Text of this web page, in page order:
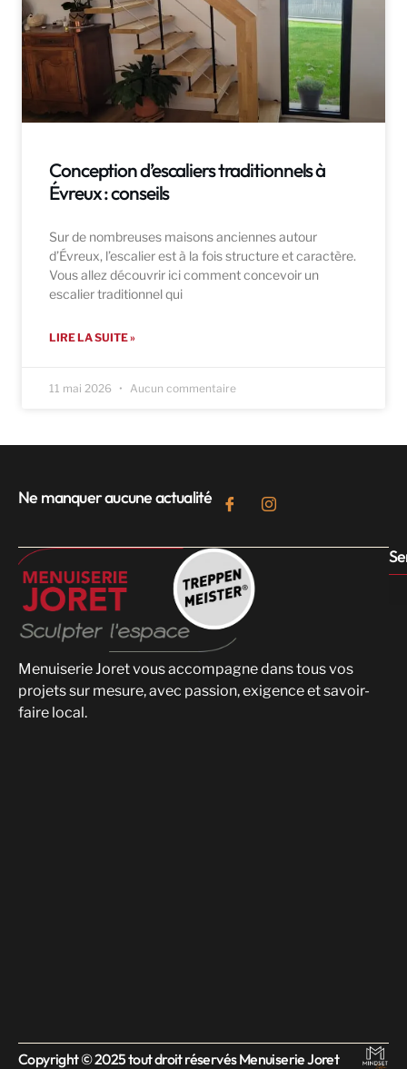
Conception d’escaliers traditionnels à
Évreux : conseils
Sur de nombreuses maisons anciennes autour
d’Évreux, l’escalier est à la fois structure et caractère.
Vous allez découvrir ici comment concevoir un
escalier traditionnel qui
LIRE LA SUITE »
11 mai 2026 Aucun commentaire
Ne manquer aucune actualité
Menuiserie Joret vous accompagne dans tous vos
projets sur mesure, avec passion, exigence et savoir-
faire local.
Copyright © 2025 tout droit réservés Menuiserie Joret